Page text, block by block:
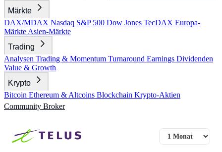
Märkte
DAX/MDAX Nasdaq S&P 500 Dow Jones TecDAX Europa-
Märkte Asien-Märkte
Trading
Analysen Trading & Momentum Turnaround Earnings Dividenden
Value & Growth
Krypto
Bitcoin Ethereum & Altcoins Blockchain Krypto-Aktien
Community Broker